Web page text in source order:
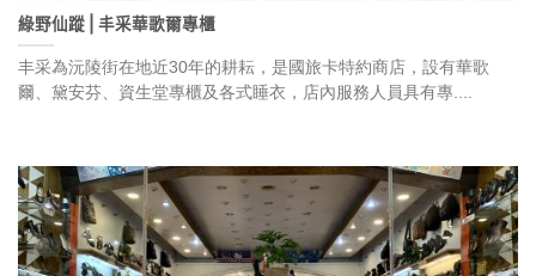
綠野仙蹤⎪丰采華歌爾專櫃
丰采為沅陵街在地近30年的耕耘，是國旅卡特約商店，設有華歌
爾、黛安芬、資生堂專櫃及各式睡衣，店內服務人員具有專....